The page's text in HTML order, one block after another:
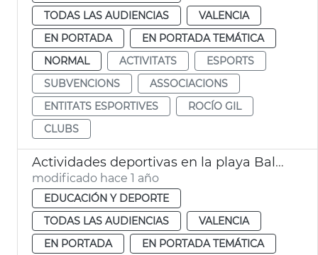
TODAS LAS AUDIENCIAS
VALENCIA
EN PORTADA
EN PORTADA TEMÁTICA
NORMAL
ACTIVITATS
ESPORTS
SUBVENCIONS
ASSOCIACIONS
ENTITATS ESPORTIVES
ROCÍO GIL
CLUBS
Actividades deportivas en la playa Balance
modificado hace 1 año
EDUCACIÓN Y DEPORTE
TODAS LAS AUDIENCIAS
VALENCIA
EN PORTADA
EN PORTADA TEMÁTICA